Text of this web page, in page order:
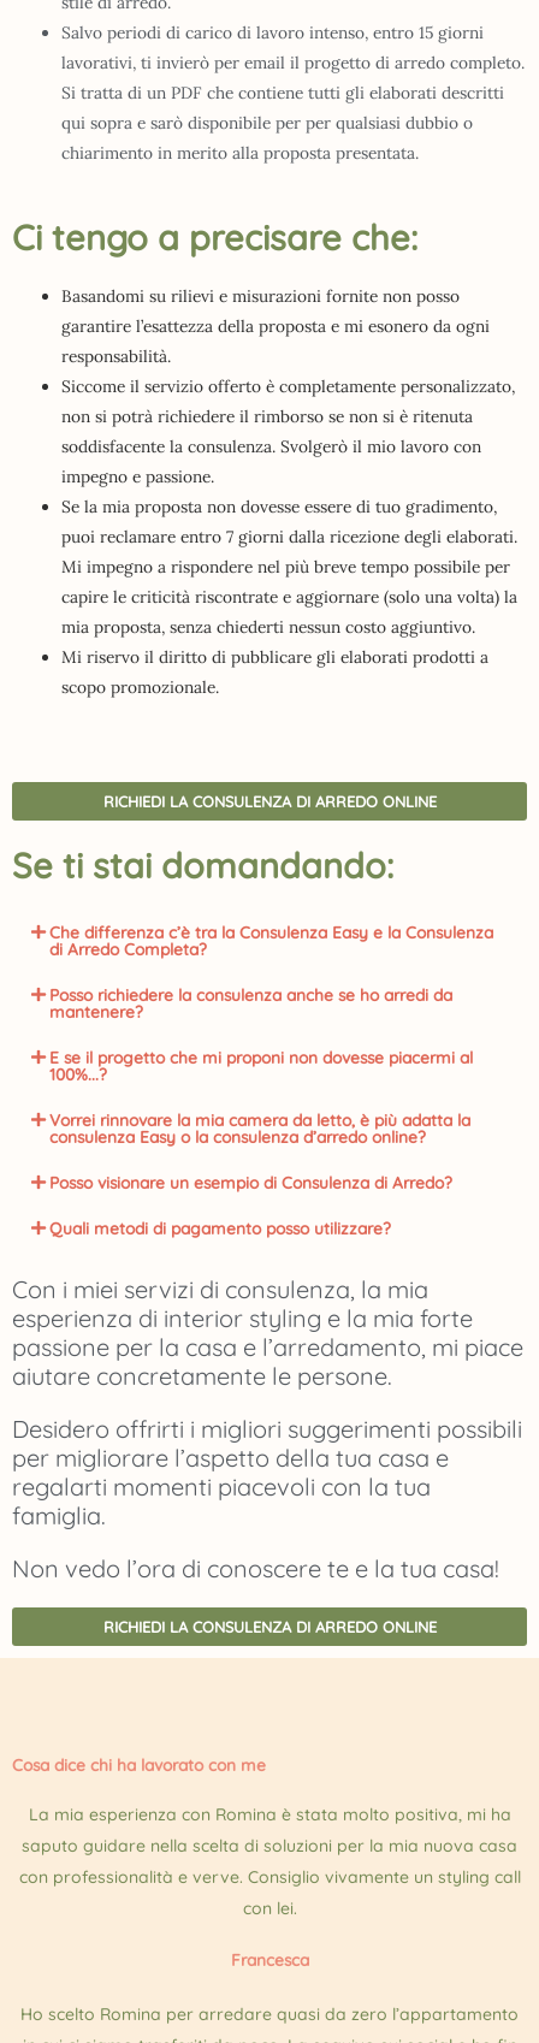
Salvo periodi di carico di lavoro intenso, entro 15 giorni
lavorativi, ti invierò per email il progetto di arredo completo.
Si tratta di un PDF che contiene tutti gli elaborati descritti
qui sopra e sarò disponibile per per qualsiasi dubbio o
chiarimento in merito alla proposta presentata.
Ci tengo a precisare che:
Basandomi su rilievi e misurazioni fornite non posso
garantire l’esattezza della proposta e mi esonero da ogni
responsabilità.
Siccome il servizio offerto è completamente personalizzato,
non si potrà richiedere il rimborso se non si è ritenuta
soddisfacente la consulenza. Svolgerò il mio lavoro con
impegno e passione.
Se la mia proposta non dovesse essere di tuo gradimento,
puoi reclamare entro 7 giorni dalla ricezione degli elaborati.
Mi impegno a rispondere nel più breve tempo possibile per
capire le criticità riscontrate e aggiornare (solo una volta) la
mia proposta, senza chiederti nessun costo aggiuntivo.
Mi riservo il diritto di pubblicare gli elaborati prodotti a
scopo promozionale.
RICHIEDI LA CONSULENZA DI ARREDO ONLINE
Se ti stai domandando:
Che differenza c’è tra la Consulenza Easy e la Consulenza
di Arredo Completa?
Posso richiedere la consulenza anche se ho arredi da
mantenere?
E se il progetto che mi proponi non dovesse piacermi al
100%...?
Vorrei rinnovare la mia camera da letto, è più adatta la
consulenza Easy o la consulenza d’arredo online?
Posso visionare un esempio di Consulenza di Arredo?
Quali metodi di pagamento posso utilizzare?
Con i miei servizi di consulenza, la mia
esperienza di interior styling e la mia forte
passione per la casa e l’arredamento, mi piace
aiutare concretamente le persone.
Desidero offrirti i migliori suggerimenti possibili
per migliorare l’aspetto della tua casa e
regalarti momenti piacevoli con la tua
famiglia.
Non vedo l’ora di conoscere te e la tua casa!
RICHIEDI LA CONSULENZA DI ARREDO ONLINE
Cosa dice chi ha lavorato con me
La mia esperienza con Romina è stata molto positiva, mi ha
saputo guidare nella scelta di soluzioni per la mia nuova casa
con professionalità e verve. Consiglio vivamente un styling call
con lei.
Francesca
Ho scelto Romina per arredare quasi da zero l’appartamento